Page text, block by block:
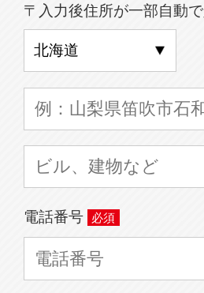
〒入力後住所が一部自動
電話番号